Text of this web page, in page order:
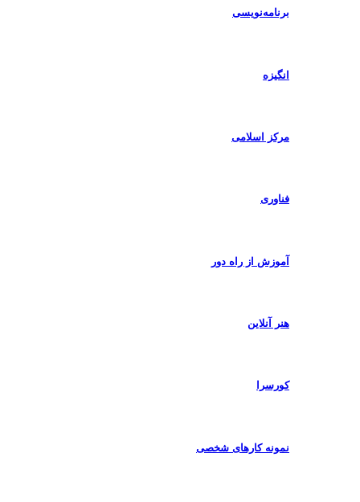
برنامه‌نویسی
مرکز اسلامی
فناوری
آموزش از راه دور
هنر آنلاین
کورسرا
نمونه کارهای شخصی